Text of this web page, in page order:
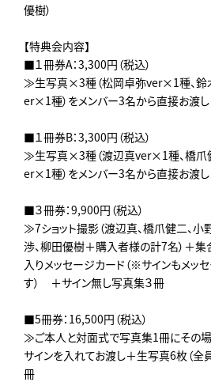
優樹）
【特典会内容】
■１冊券A：3,300円（税込）
≫生写真×3種（松岡卓弥ver×1種、
er×1種）をメンバー3名から直接お渡
■１冊券B：3,300円（税込）
≫生写真×3種（渡辺真ver×1種、橋
er×1種）をメンバー3名から直接お渡
■３冊券：9,900円（税込）
≫7ショット撮影（渡辺真、橋爪健二、小
渉、柳田優樹＋購入者様の計7名）＋集
入りメッセージカード（※サインもメッ
す） ＋サイン無し写真集３冊
■5冊券：16,500円（税込）
≫ご本人と対面式で写真集1冊にその
サインを入れてお渡し＋生写真6枚（全
冊